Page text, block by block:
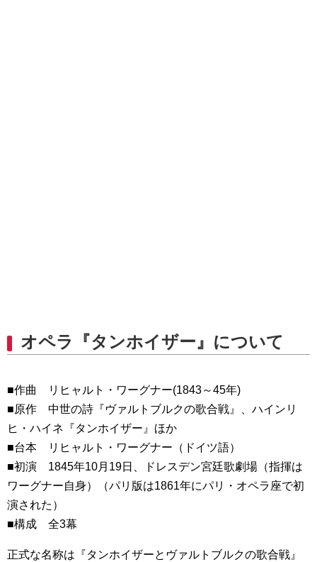
オペラ『タンホイザー』について
■作曲 リヒャルト・ワーグナー(1843～45年)
■原作 中世の詩『ヴァルトブルクの歌合戦』、ハインリ
ヒ・ハイネ『タンホイザー』ほか
■台本 リヒャルト・ワーグナー（ドイツ語）
■初演 1845年10月19日、ドレスデン宮廷歌劇場（指揮は
ワーグナー自身）（パリ版は1861年にパリ・オペラ座で初
演された）
■構成 全3幕
正式な名称は『タンホイザーとヴァルトブルクの歌合戦』